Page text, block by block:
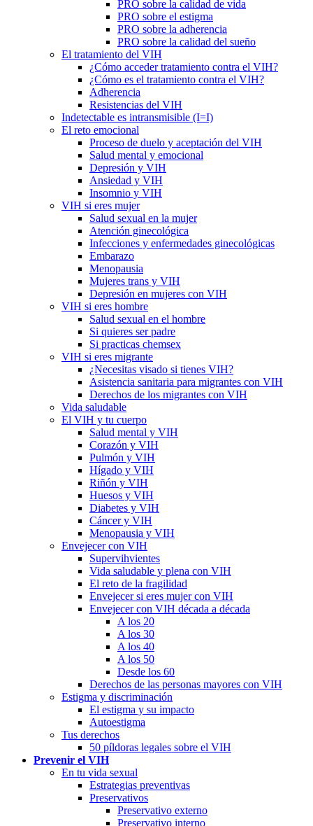
PRO sobre la calidad de vida
PRO sobre el estigma
PRO sobre la adherencia
PRO sobre la calidad del sueño
El tratamiento del VIH
¿Cómo acceder tratamiento contra el VIH?
¿Cómo es el tratamiento contra el VIH?
Adherencia
Resistencias del VIH
Indetectable es intransmisible (I=I)
El reto emocional
Proceso de duelo y aceptación del VIH
Salud mental y emocional
Depresión y VIH
Ansiedad y VIH
Insomnio y VIH
VIH si eres mujer
Salud sexual en la mujer
Atención ginecológica
Infecciones y enfermedades ginecológicas
Embarazo
Menopausia
Mujeres trans y VIH
Depresión en mujeres con VIH
VIH si eres hombre
Salud sexual en el hombre
Si quieres ser padre
Si practicas chemsex
VIH si eres migrante
¿Necesitas visado si tienes VIH?
Asistencia sanitaria para migrantes con VIH
Derechos de los migrantes con VIH
Vida saludable
El VIH y tu cuerpo
Salud mental y VIH
Corazón y VIH
Pulmón y VIH
Hígado y VIH
Riñón y VIH
Huesos y VIH
Diabetes y VIH
Cáncer y VIH
Menopausia y VIH
Envejecer con VIH
Supervihvientes
Vida saludable y plena con VIH
El reto de la fragilidad
Envejecer si eres mujer con VIH
Envejecer con VIH década a década
A los 20
A los 30
A los 40
A los 50
Desde los 60
Derechos de las personas mayores con VIH
Estigma y discriminación
El estigma y su impacto
Autoestigma
Tus derechos
50 píldoras legales sobre el VIH
Prevenir el VIH
En tu vida sexual
Estrategias preventivas
Preservativos
Preservativo externo
Preservativo interno